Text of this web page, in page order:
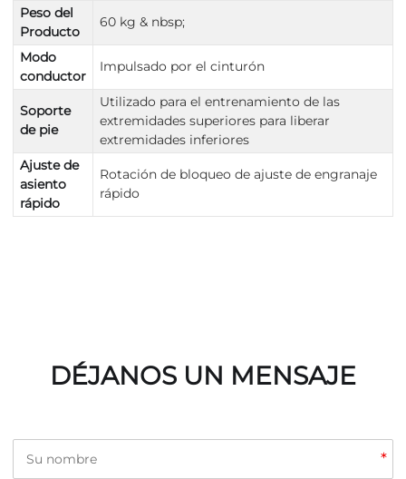
Peso del
Producto
60 kg & nbsp;
Modo
conductor
Impulsado por el cinturón
Soporte
de pie
Utilizado para el entrenamiento de las
extremidades superiores para liberar
extremidades inferiores
Ajuste de
asiento
rápido
Rotación de bloqueo de ajuste de engranaje
rápido
DÉJANOS UN MENSAJE
*